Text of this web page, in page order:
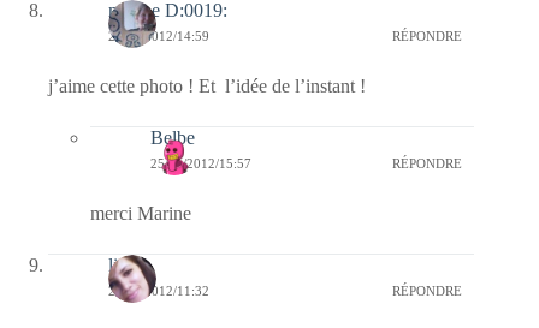
marine D:0019:
25/01/2012/14:59 RÉPONDRE
j’aime cette photo ! Et l’idée de l’instant !
Belbe
25/01/2012/15:57 RÉPONDRE
merci Marine
linda
25/01/2012/11:32 RÉPONDRE